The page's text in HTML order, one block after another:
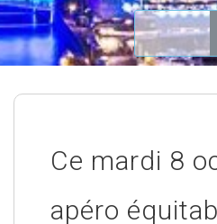
Ce mardi 8
apéro